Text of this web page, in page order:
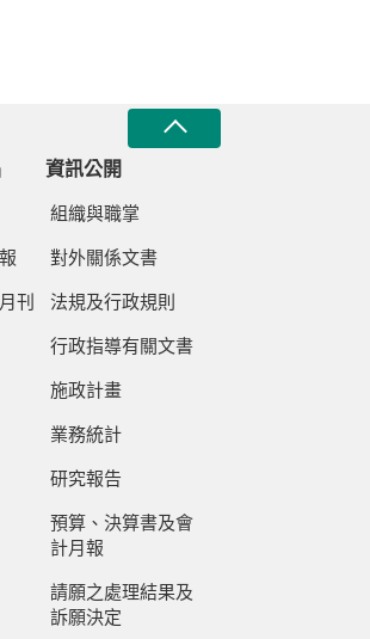
刊
資訊公開
組織與職掌
對外關係文書
法規及行政規則
行政指導有關文書
施政計畫
業務統計
研究報告
預算、決算書及會
計月報
請願之處理結果及
訴願決定